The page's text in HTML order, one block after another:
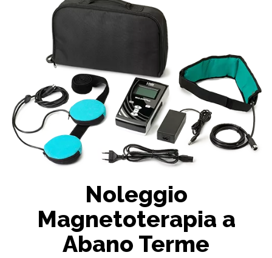
Noleggio
Magnetoterapia a
Abano Terme